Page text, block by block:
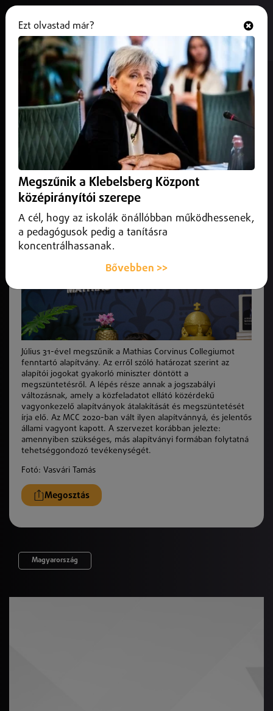
Július végén megszűnik az MCC
alapítványa
2026. július 07. Belföld
Az MCC ingatlanfejlesztési társasága pont a határozat előtti
épületre kiírt közbeszerzési eljárást.
Július 31-ével megszűnik a Mathias Corvinus Collegiumot
fenntartó alapítvány. Az erről szóló határozat szerint az
alapítói jogokat gyakorló miniszter döntött a
megszüntetésről. A lépés része annak a jogszabályi
változásnak, amely a közfeladatot ellátó közérdekű
vagyonkezelő alapítványok átalakítását és megszüntetését
írja elő. Az MCC 2020-ban vált ilyen alapítvánnyá, és jelentős
állami vagyont kapott. A szervezet korábban jelezte:
amennyiben szükséges, más alapítványi formában folytatná
tehetséggondozó tevékenységét.
Fotó: Vasvári Tamás
Megosztás
Magyarország
Ezt olvastad már?
Megszűnik a Klebelsberg Központ
középirányítói szerepe
A cél, hogy az iskolák önállóbban működhessenek,
a pedagógusok pedig a tanításra
koncentrálhassanak.
Bővebben >>